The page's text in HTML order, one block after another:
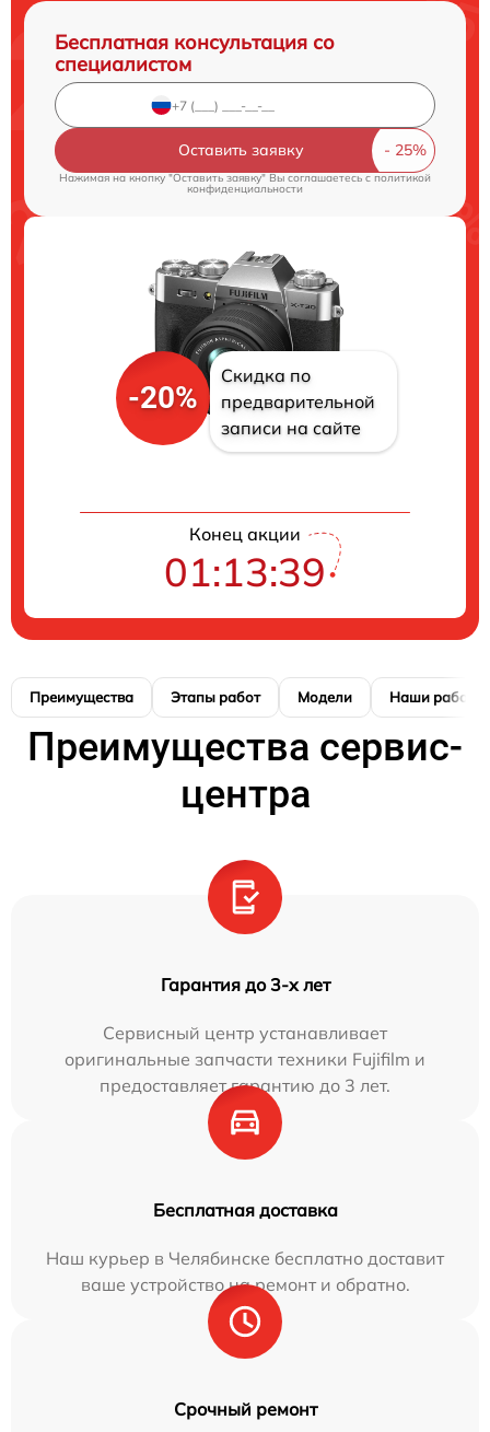
Бесплатная консультация со
специалистом
Оставить заявку
Нажимая на кнопку "Оставить заявку" Вы соглашаетесь c политикой
конфиденциальности
-20%
Скидка по
предварительной
записи на сайте
Конец акции
01:13:38
Преимущества Этапы работ Модели Наши работы
Преимущества сервис-
центра
Гарантия до 3-х лет
Сервисный центр устанавливает
оригинальные запчасти техники Fujifilm и
предоставляет гарантию до 3 лет.
Бесплатная доставка
Наш курьер в Челябинске бесплатно доставит
ваше устройство на ремонт и обратно.
Срочный ремонт